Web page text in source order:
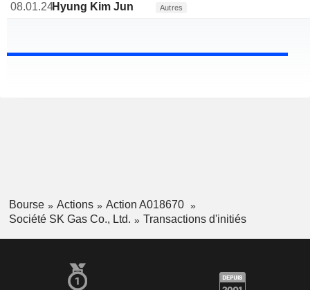
08.01.24Hyung Kim Jun Autres
Bourse Actions
Action A018670
Société SK Gas Co., Ltd.
Transactions d'initiés